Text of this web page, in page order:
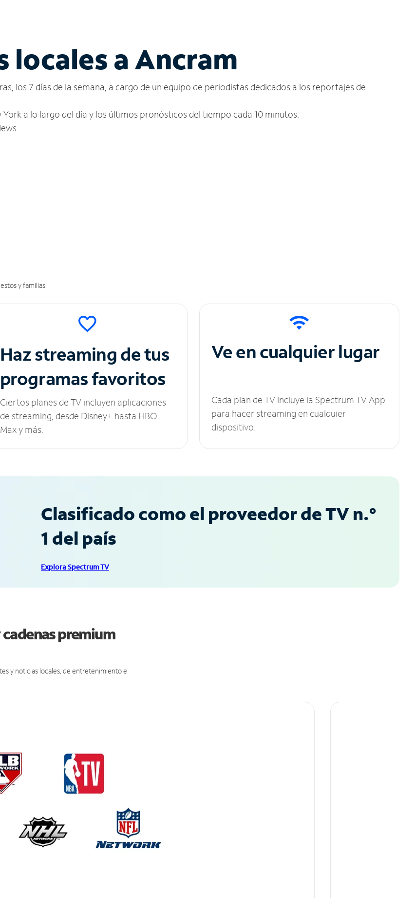
locales a Ancram
los 7 días de la semana, a cargo de un equipo de periodistas dedicados a los reportajes de
a lo largo del día y los últimos pronósticos del tiempo cada 10 minutos.
y familias.
Haz streaming de tus
programas favoritos
Ciertos planes de TV incluyen aplicaciones
de streaming, desde Disney+ hasta HBO
Max y más.
Ve en cualquier lugar
Cada plan de TV incluye la Spectrum TV App
para hacer streaming en cualquier
dispositivo.
Clasificado como el proveedor de TV n.°
1 del país
Explora Spectrum TV
premium
y noticias locales, de entretenimiento e